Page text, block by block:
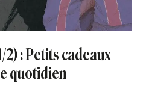
2) : Petits cadeaux
quotidien